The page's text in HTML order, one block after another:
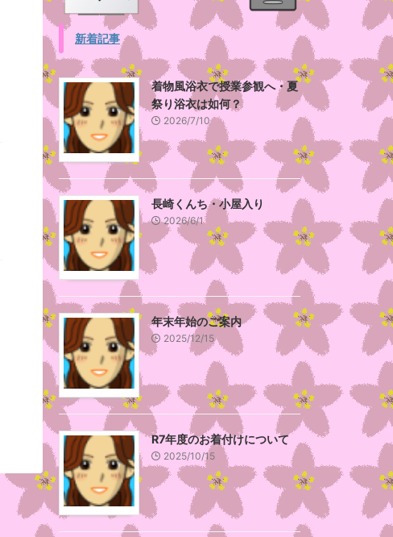
新着記事
着物風浴衣で授業参観へ・夏
祭り浴衣は如何？
2026/7/10
長崎くんち・小屋入り
2026/6/1
年末年始のご案内
2025/12/15
R7年度のお着付けについて
2025/10/15